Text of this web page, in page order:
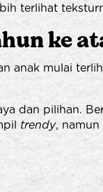
terlihat
ke
anak mulai
dan pilihan.
trendy,